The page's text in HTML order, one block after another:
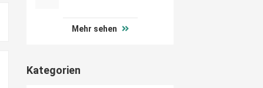
Mehr sehen
Kategorien